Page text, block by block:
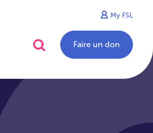
My FSL
Faire un don